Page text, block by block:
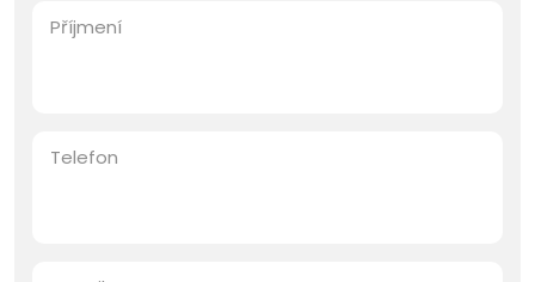
Příjmení
Telefon